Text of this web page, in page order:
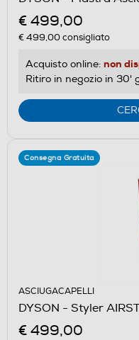
€ 499,00
€ 499,00consigliato
Acquisto online: non
Ritiro in negozio in 30'
Consegna Gratuita
ASCIUGACAPELLI
DYSON - Styler
€ 499,00